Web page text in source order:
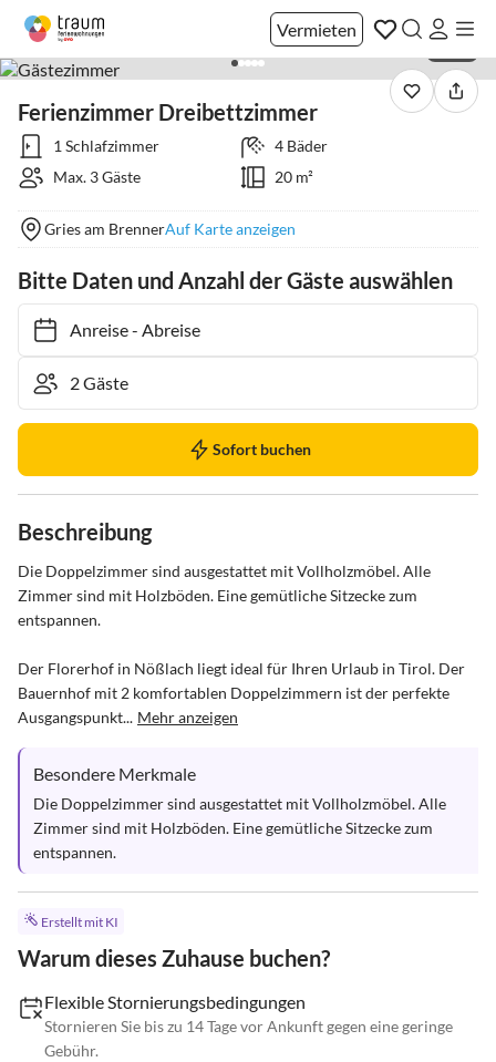
Vermieten
Ferienzimmer Dreibettzimmer
1 Schlafzimmer
4 Bäder
Max. 3 Gäste
20 m²
Gries am BrennerAuf Karte anzeigen
Bitte Daten und Anzahl der Gäste auswählen
Anreise- Abreise
Sofort buchen
Beschreibung
Die Doppelzimmer sind ausgestattet mit Vollholzmöbel. Alle
Zimmer sind mit Holzböden. Eine gemütliche Sitzecke zum
entspannen.
Der Florerhof in Nößlach liegt ideal für Ihren Urlaub in Tirol. Der
Bauernhof mit 2 komfortablen Doppelzimmern ist der perfekte
Ausgangspunkt... Mehr anzeigen
Besondere Merkmale
Die Doppelzimmer sind ausgestattet mit Vollholzmöbel. Alle
Zimmer sind mit Holzböden. Eine gemütliche Sitzecke zum
entspannen.
Erstellt mit KI
Warum dieses Zuhause buchen?
Flexible Stornierungsbedingungen
Stornieren Sie bis zu 14 Tage vor Ankunft gegen eine geringe
Gebühr.